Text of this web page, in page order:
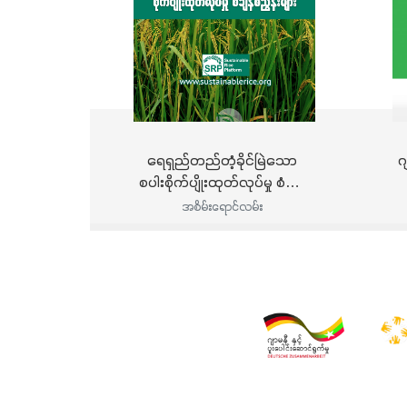
ရေရှည်တည်တံ့ခိုင်မြဲသော
စပါးစိုက်ပျိုးထုတ်လုပ်မှု စံချိန်
စံညွှန်းများ
အစိမ်းရောင်လမ်း